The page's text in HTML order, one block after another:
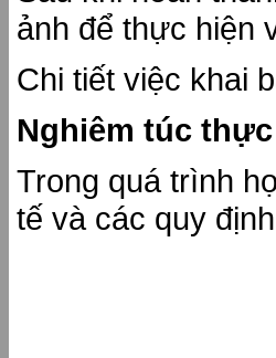
ảnh để thực hiện
Chi tiết việc khai
Nghiêm túc
Trong quá trình
tế và các quy